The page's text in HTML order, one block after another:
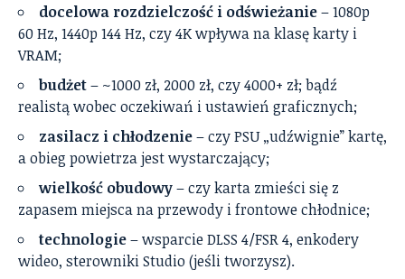
docelowa rozdzielczość i odświeżanie– 1080p
60 Hz, 1440p 144 Hz, czy 4K wpływa na klasę karty i
VRAM;
budżet– ~1000 zł, 2000 zł, czy 4000+ zł; bądź
realistą wobec oczekiwań i ustawień graficznych;
zasilacz i chłodzenie– czy PSU „udźwignie” kartę,
a obieg powietrza jest wystarczający;
wielkość obudowy– czy karta zmieści się z
zapasem miejsca na przewody i frontowe chłodnice;
technologie– wsparcie DLSS 4/FSR 4, enkodery
wideo, sterowniki Studio (jeśli tworzysz).